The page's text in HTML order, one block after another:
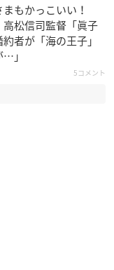
もかっこいい！
高松信司監督「眞子
者が「海の王子」
」
5コメント